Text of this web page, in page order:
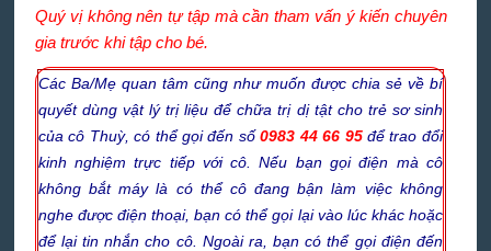
Quý vị không nên tự tập mà cần tham vấn ý kiến chuyên
gia trước khi tập cho bé.
Các Ba/Mẹ quan tâm cũng như muốn được chia sẻ về bí
quyết dùng vật lý trị liệu để chữa trị dị tật cho trẻ sơ sinh
của cô Thuỳ, có thể gọi đến số0983 44 66 95để trao đổi
kinh nghiệm trực tiếp với cô. Nếu bạn gọi điện mà cô
không bắt máy là có thể cô đang bận làm việc không
nghe được điện thoại, bạn có thể gọi lại vào lúc khác hoặc
để lại tin nhắn cho cô. Ngoài ra, bạn có thể gọi điện đến